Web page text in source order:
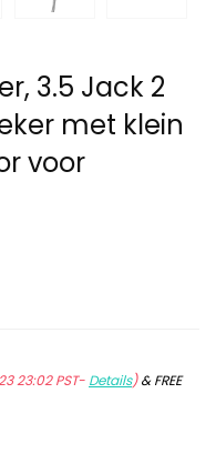
3.5 Jack 2
met klein
voor
23:02 PST- Details)&FREE